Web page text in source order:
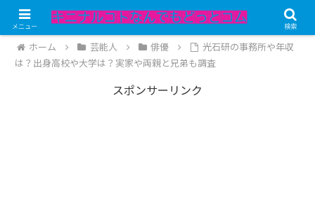
記事内にPRが含まれています。
ホーム 芸能人 俳優
光石研の事務所や年収
は？出身高校や大学は？実家や両親と兄弟も調査
スポンサーリンク
メニュー 検索